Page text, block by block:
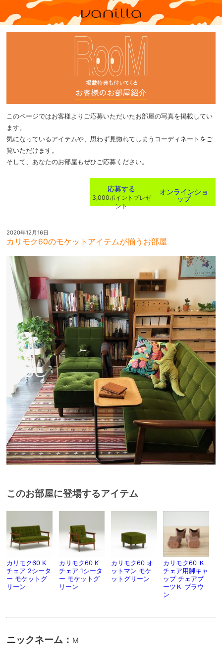
このページではお客様よりご応募いただいたお部屋の写真を掲載してい
ます。
気になっているアイテムや、思わず見惚れてしまうコーディネートをご
覧いただけます。
そして、あなたのお部屋もぜひご応募ください。
応募する
オンラインショ
ップ
2020年12月16日
カリモク60のモケットアイテムが揃うお部屋
このお部屋に登場するアイテム
カリモク60 K
チェア 2シータ
ー モケットグ
リーン
カリモク60 K
チェア 1シータ
ー モケットグ
リーン
カリモク60 オ
ットマン モケ
ットグリーン
カリモク60 Ｋ
チェア用脚キャ
ップ チェアブ
ーツＫ ブラウ
ン
ニックネーム： M